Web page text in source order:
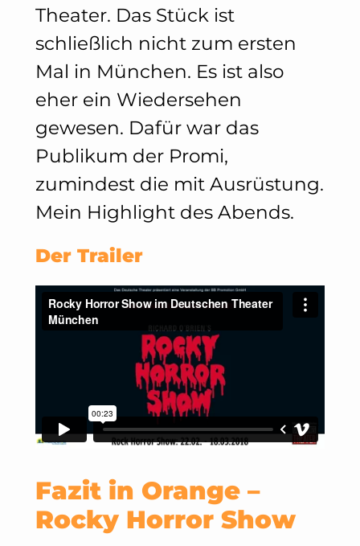
Theater. Das Stück ist
schließlich nicht zum ersten
Mal in München. Es ist also
eher ein Wiedersehen
gewesen. Dafür war das
Publikum der Promi,
zumindest die mit Ausrüstung.
Mein Highlight des Abends.
Der Trailer
Fazit in Orange –
Rocky Horror Show